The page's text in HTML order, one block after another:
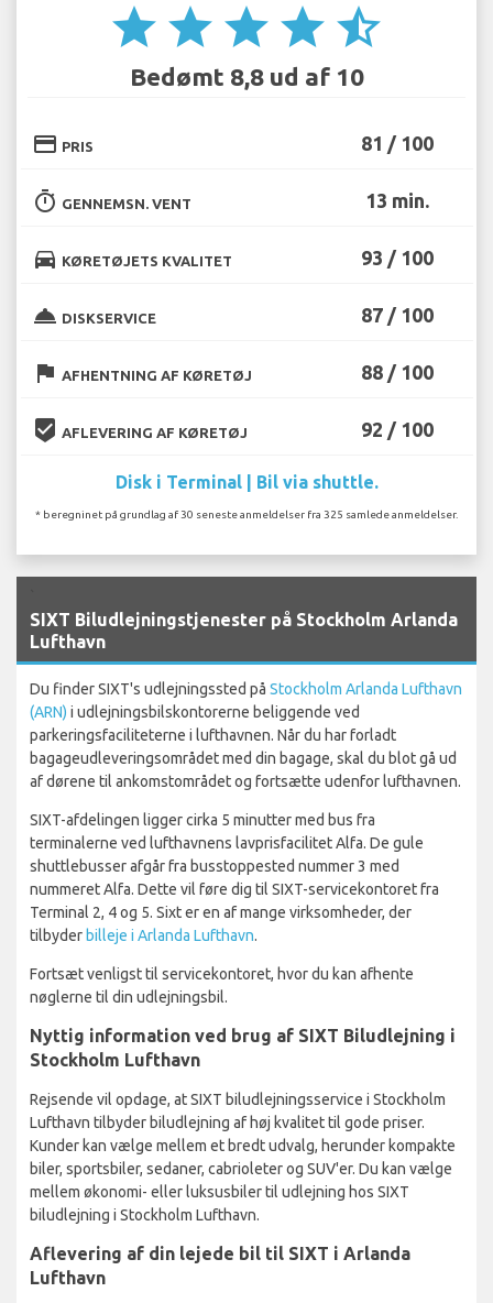
star star star star star_half
Bedømt 8,8 ud af 10
credit_card PRIS 81 / 100
timer GENNEMSN. VENT 13 min.
directions_car KØRETØJETS KVALITET 93 / 100
room_service DISKSERVICE 87 / 100
flag AFHENTNING AF KØRETØJ 88 / 100
beenhere AFLEVERING AF KØRETØJ 92 / 100
Disk i Terminal | Bil via shuttle.
* beregninet på grundlag af 30 seneste anmeldelser fra 325 samlede anmeldelser.
SIXT Biludlejningstjenester på Stockholm Arlanda
Lufthavn
Du finder SIXT's udlejningssted på Stockholm Arlanda Lufthavn
(ARN) i udlejningsbilskontorerne beliggende ved
parkeringsfaciliteterne i lufthavnen. Når du har forladt
bagageudleveringsområdet med din bagage, skal du blot gå ud
af dørene til ankomstområdet og fortsætte udenfor lufthavnen.
SIXT-afdelingen ligger cirka 5 minutter med bus fra
terminalerne ved lufthavnens lavprisfacilitet Alfa. De gule
shuttlebusser afgår fra busstoppested nummer 3 med
nummeret Alfa. Dette vil føre dig til SIXT-servicekontoret fra
Terminal 2, 4 og 5. Sixt er en af mange virksomheder, der
tilbyderbilleje i Arlanda Lufthavn.
Fortsæt venligst til servicekontoret, hvor du kan afhente
nøglerne til din udlejningsbil.
Nyttig information ved brug af SIXT Biludlejning i
Stockholm Lufthavn
Rejsende vil opdage, at SIXT biludlejningsservice i Stockholm
Lufthavn tilbyder biludlejning af høj kvalitet til gode priser.
Kunder kan vælge mellem et bredt udvalg, herunder kompakte
biler, sportsbiler, sedaner, cabrioleter og SUV'er. Du kan vælge
mellem økonomi- eller luksusbiler til udlejning hos SIXT
biludlejning i Stockholm Lufthavn.
Aflevering af din lejede bil til SIXT i Arlanda
Lufthavn